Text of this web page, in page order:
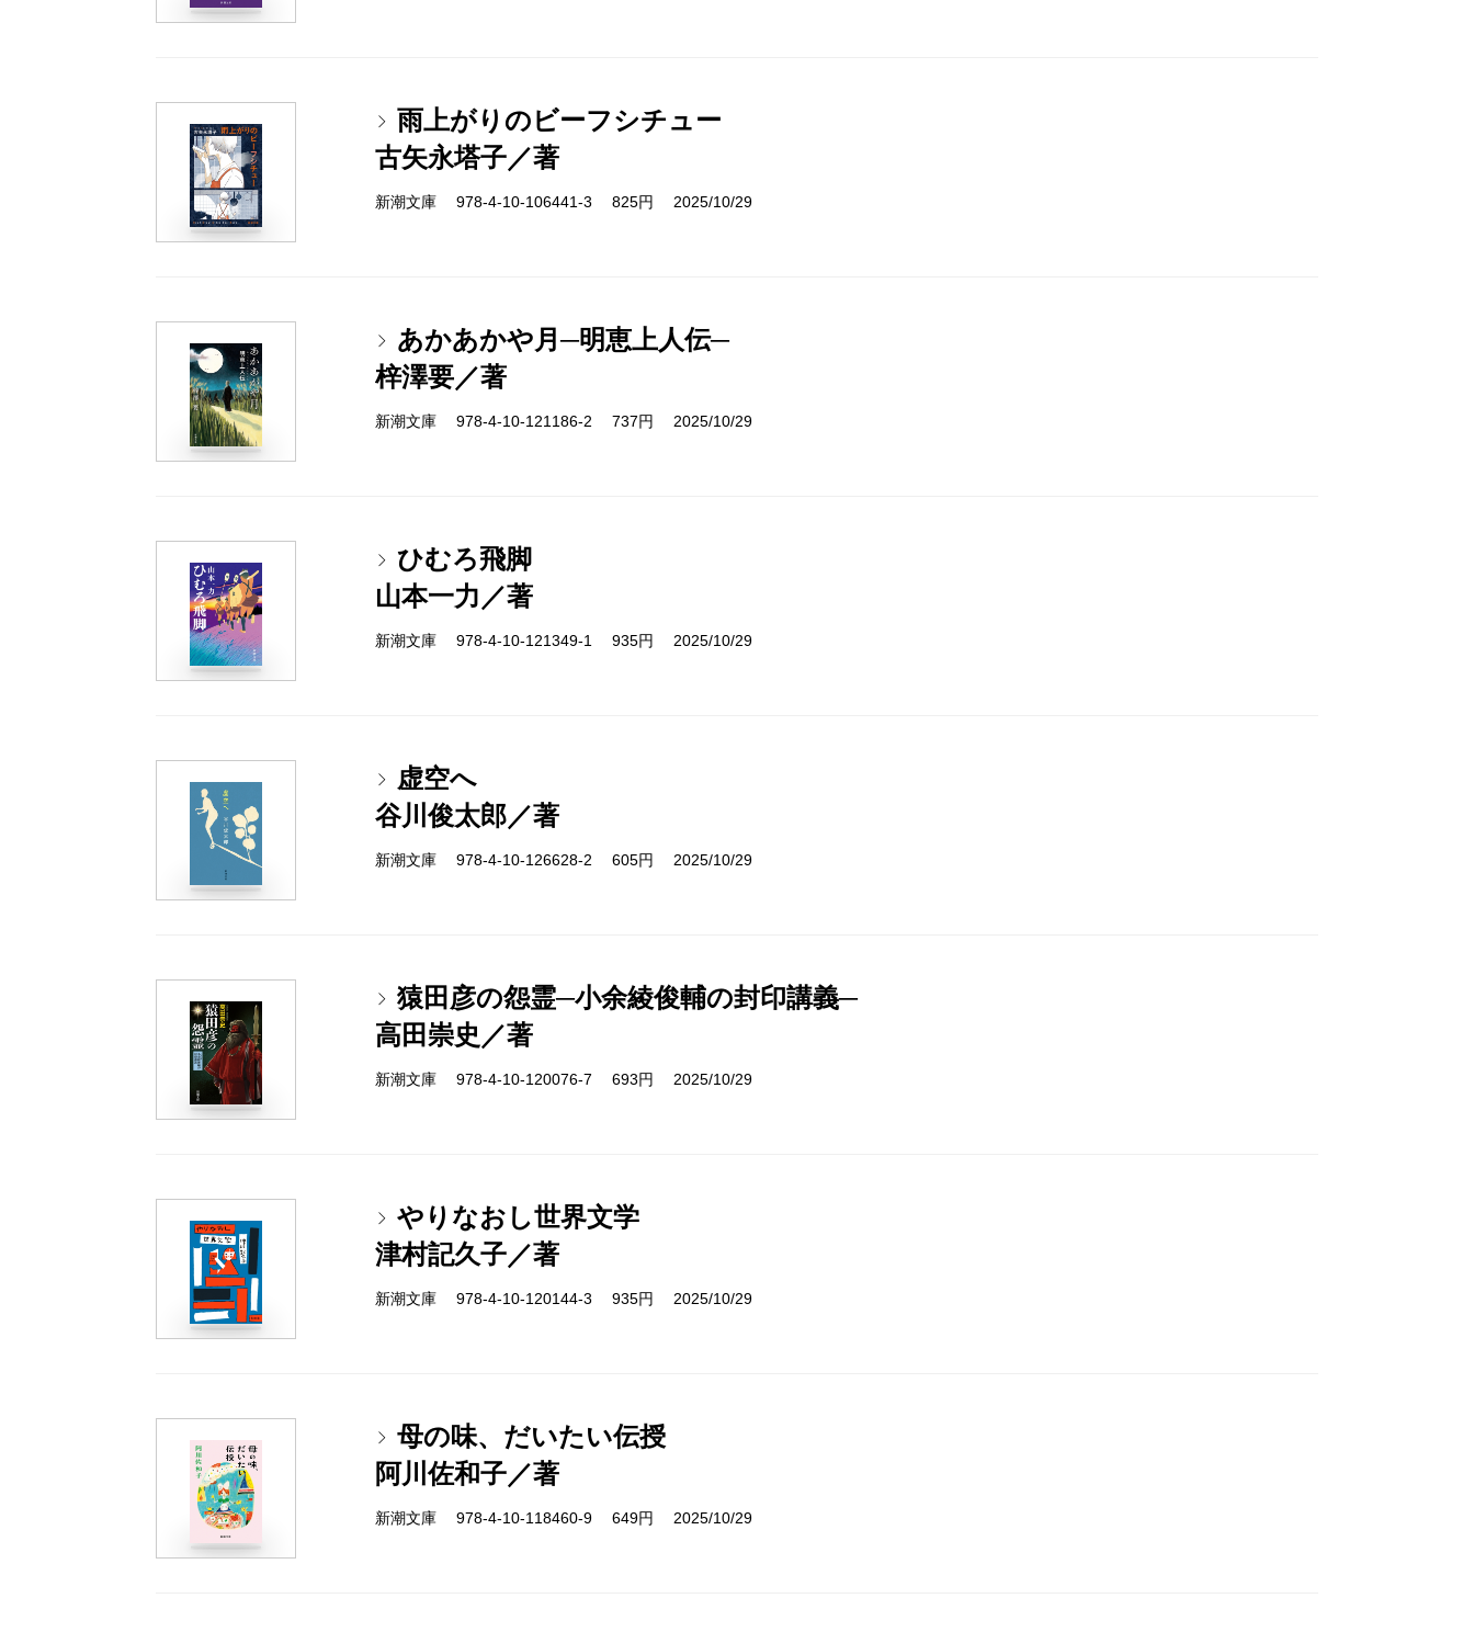
雨上がりのビーフシチュー
古矢永塔子／著
新潮文庫 978-4-10-106441-3 825円 2025/10/29
あかあかや月─明恵上人伝─
梓澤要／著
新潮文庫 978-4-10-121186-2 737円 2025/10/29
ひむろ飛脚
山本一力／著
新潮文庫 978-4-10-121349-1 935円 2025/10/29
虚空へ
谷川俊太郎／著
新潮文庫 978-4-10-126628-2 605円 2025/10/29
猿田彦の怨霊─小余綾俊輔の封印講義─
高田崇史／著
新潮文庫 978-4-10-120076-7 693円 2025/10/29
やりなおし世界文学
津村記久子／著
新潮文庫 978-4-10-120144-3 935円 2025/10/29
母の味、だいたい伝授
阿川佐和子／著
新潮文庫 978-4-10-118460-9 649円 2025/10/29